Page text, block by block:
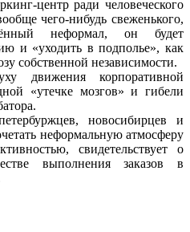
центр ради человеческого
чего-нибудь свеженького,
неформал, он будет
и «уходить в подполье», как
собственной независимости.
движения корпоративной
«утечке мозгов» и гибели
новосибирцев и
неформальную атмосферу
свидетельствует о
выполнения заказов в